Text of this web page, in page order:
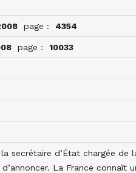
page : 4354
page : 10033
secrétaire d’État chargée de
La France connaît